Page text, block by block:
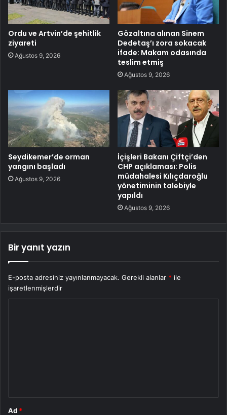
Ordu ve Artvin’de şehitlik
ziyareti
Ağustos 9, 2026
Gözaltına alınan Sinem
Dedetaş’ı zora sokacak
ifade: Makam odasında
teslim etmiş
Ağustos 9, 2026
Seydikemer’de orman
yangını başladı
Ağustos 9, 2026
İçişleri Bakanı Çiftçi’den
CHP açıklaması: Polis
müdahalesi Kılıçdaroğlu
yönetiminin talebiyle
yapıldı
Ağustos 9, 2026
Bir yanıt yazın
E-posta adresiniz yayınlanmayacak. Gerekli alanlar * ile
işaretlenmişlerdir
Ad *